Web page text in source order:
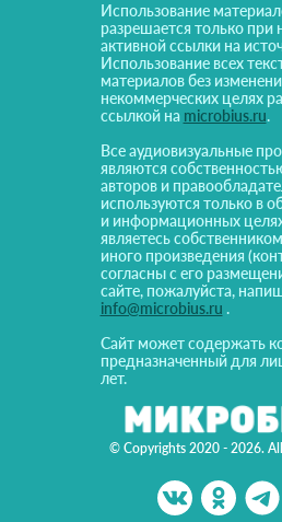
© Copyrights 2020 - 2026.
Использование
разрешается только при
активной ссылки на
Использование всех
материалов без
некоммерческих целях
ссылкой на microbius.ru.
Все аудиовизуальные
являются
авторов и
используются только в
и информационных
являетесь
иного произведения
согласны с его
сайте, пожалуйста,
info@microbius.ru .
Сайт может содержать
предназначенный для
лет.